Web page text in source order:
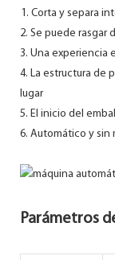
Corta y separa
2. Se puede rasgar
3. Una experiencia
4. La estructura de
lugar
5. El inicio del
6. Automático y
Parámetros